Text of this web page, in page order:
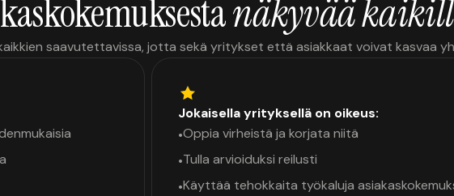
näkyvää
saavutettavissa, jotta sekä yritykset että asiakkaat voivat kasvaa
Jokaisella yrityksellä on oikeus:
•Oppia virheistä ja korjata niitä
•Tulla arvioiduksi reilusti
•Käyttää tehokkaita työkaluja